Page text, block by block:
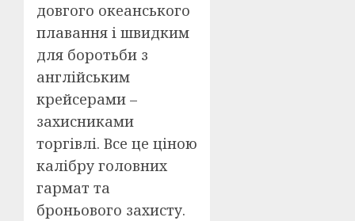
довгого океанського
плавання і швидким
для боротьби з
англійським
крейсерами –
захисниками
торгівлі. Все це ціною
калібру головних
гармат та
броньового захисту.